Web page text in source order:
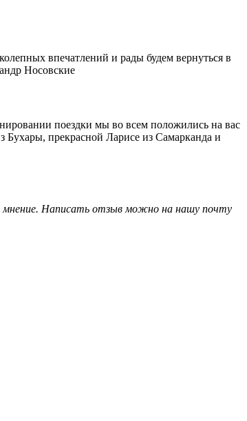
впечатлений и рады будем вернуться в
Носовские
поездки мы во всем положились на вас
прекрасной Ларисе из Самарканда и
мнение. Написать отзыв можно на нашу почту